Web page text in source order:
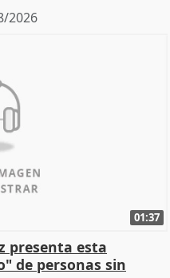
2026
01:37
presenta esta
de personas sin